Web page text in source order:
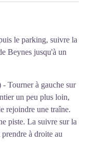
le parking, suivre la
Beynes jusqu'à un
- Tourner à gauche sur
un peu plus loin,
rejoindre une traîne.
piste. La suivre sur la
prendre à droite au